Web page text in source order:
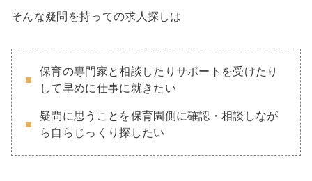
そんな疑問を持っての求人探しは
保育の専門家と相談したりサポートを受けたり
して早めに仕事に就きたい
疑問に思うことを保育園側に確認・相談しなが
ら自らじっくり探したい